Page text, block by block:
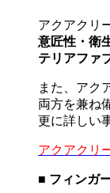
アクアクリ
意匠性・衛
テリアファ
また、アク
両方を兼ね
更に詳しい
アクアクリ
■ フィンガ